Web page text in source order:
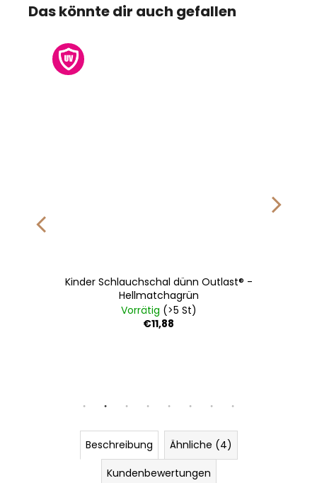
Das könnte dir auch gefallen
Kinder Schlauchschal dünn Outlast® -
Hellmatchagrün
Vorrätig (>5 St)
€11,88
Beschreibung
Ähnliche (4)
Kundenbewertungen